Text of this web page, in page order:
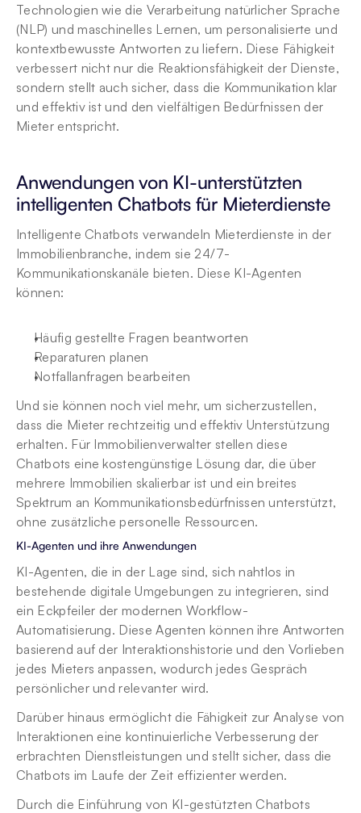
Technologien wie die Verarbeitung natürlicher Sprache
(NLP) und maschinelles Lernen, um personalisierte und
kontextbewusste Antworten zu liefern. Diese Fähigkeit
verbessert nicht nur die Reaktionsfähigkeit der Dienste,
sondern stellt auch sicher, dass die Kommunikation klar
und effektiv ist und den vielfältigen Bedürfnissen der
Mieter entspricht.
Anwendungen von KI-unterstützten
intelligenten Chatbots für Mieterdienste
Intelligente Chatbots verwandeln Mieterdienste in der
Immobilienbranche, indem sie 24/7-
Kommunikationskanäle bieten. Diese KI-Agenten
können:
Häufig gestellte Fragen beantworten
Reparaturen planen
Notfallanfragen bearbeiten
Und sie können noch viel mehr, um sicherzustellen,
dass die Mieter rechtzeitig und effektiv Unterstützung
erhalten. Für Immobilienverwalter stellen diese
Chatbots eine kostengünstige Lösung dar, die über
mehrere Immobilien skalierbar ist und ein breites
Spektrum an Kommunikationsbedürfnissen unterstützt,
ohne zusätzliche personelle Ressourcen.
KI-Agenten und ihre Anwendungen
KI-Agenten, die in der Lage sind, sich nahtlos in
bestehende digitale Umgebungen zu integrieren, sind
ein Eckpfeiler der modernen Workflow-
Automatisierung. Diese Agenten können ihre Antworten
basierend auf der Interaktionshistorie und den Vorlieben
jedes Mieters anpassen, wodurch jedes Gespräch
persönlicher und relevanter wird.
Darüber hinaus ermöglicht die Fähigkeit zur Analyse von
Interaktionen eine kontinuierliche Verbesserung der
erbrachten Dienstleistungen und stellt sicher, dass die
Chatbots im Laufe der Zeit effizienter werden.
Durch die Einführung von KI-gestützten Chatbots